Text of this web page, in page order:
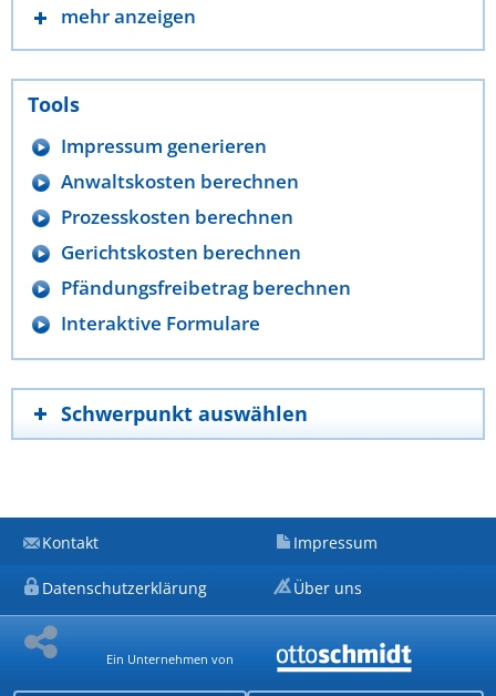
mehr anzeigen
Tools
Impressum generieren
Anwaltskosten berechnen
Prozesskosten berechnen
Gerichtskosten berechnen
Pfändungsfreibetrag berechnen
Interaktive Formulare
Schwerpunkt auswählen
Kontakt Impressum
Datenschutzerklärung Über uns
Ein Unternehmen von